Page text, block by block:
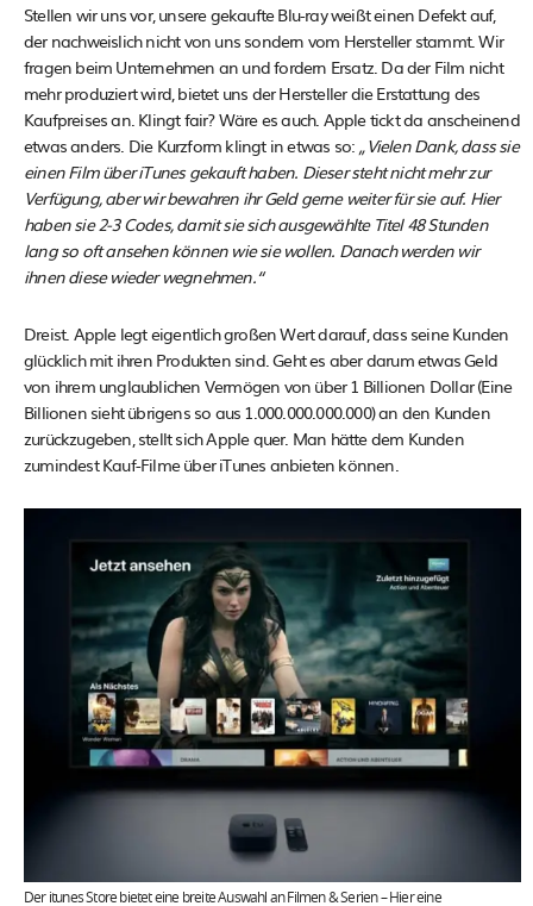
Stellen wir uns vor, unsere gekaufte Blu-ray weißt einen Defekt auf,
der nachweislich nicht von uns sondern vom Hersteller stammt. Wir
fragen beim Unternehmen an und fordern Ersatz. Da der Film nicht
mehr produziert wird, bietet uns der Hersteller die Erstattung des
Kaufpreises an. Klingt fair? Wäre es auch. Apple tickt da anscheinend
etwas anders. Die Kurzform klingt in etwas so: „Vielen Dank, dass sie
einen Film über iTunes gekauft haben. Dieser steht nicht mehr zur
Verfügung, aber wir bewahren ihr Geld gerne weiter für sie auf. Hier
haben sie 2-3 Codes, damit sie sich ausgewählte Titel 48 Stunden
lang so oft ansehen können wie sie wollen. Danach werden wir
ihnen diese wieder wegnehmen.“
Dreist. Apple legt eigentlich großen Wert darauf, dass seine Kunden
glücklich mit ihren Produkten sind. Geht es aber darum etwas Geld
von ihrem unglaublichen Vermögen von über 1 Billionen Dollar (Eine
Billionen sieht übrigens so aus 1.000.000.000.000) an den Kunden
zurückzugeben, stellt sich Apple quer. Man hätte dem Kunden
zumindest Kauf-Filme über iTunes anbieten können.
Der itunes Store bietet eine breite Auswahl an Filmen & Serien – Hier eine